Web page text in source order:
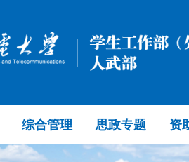
综合管理 思政专题 资